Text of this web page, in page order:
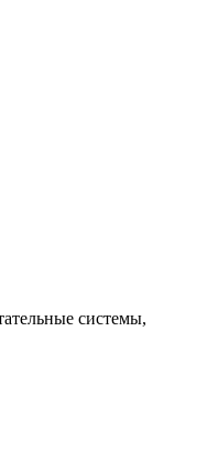
системы,